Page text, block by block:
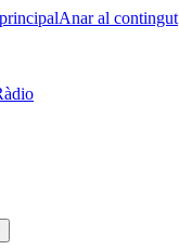
Anar al contingut